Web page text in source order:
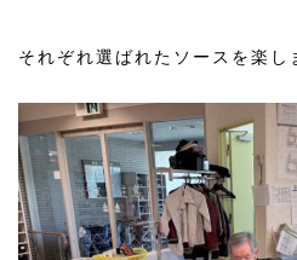
それぞれ選ばれたソースを楽